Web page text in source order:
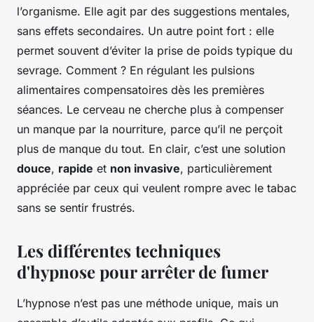
l’organisme. Elle agit par des suggestions mentales,
sans effets secondaires. Un autre point fort : elle
permet souvent d’éviter la prise de poids typique du
sevrage. Comment ? En régulant les pulsions
alimentaires compensatoires dès les premières
séances. Le cerveau ne cherche plus à compenser
un manque par la nourriture, parce qu’il ne perçoit
plus de manque du tout. En clair, c’est une solution
douce, rapide et non invasive, particulièrement
appréciée par ceux qui veulent rompre avec le tabac
sans se sentir frustrés.
Les différentes techniques
d'hypnose pour arrêter de fumer
L’hypnose n’est pas une méthode unique, mais un